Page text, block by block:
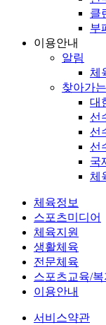
클
부
이용안내
알림
체
찾아가
대
선
선
선
국
체
체육정보
스포츠미디어
체육지원
생활체육
전문체육
스포츠교육/복
이용안내
서비스약관